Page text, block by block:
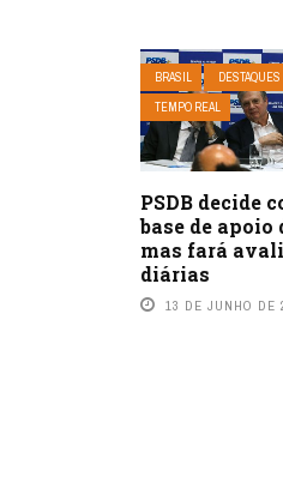
BRASIL DESTAQUES
TEMPO REAL
PSDB decide
base de apoio
mas fará
diárias
13 DE JUNHO DE